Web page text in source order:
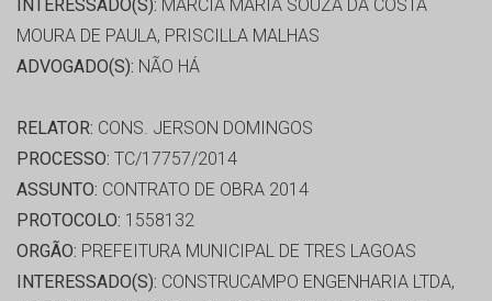
INTERESSADO(S): MÁRCIA MARIA SOUZA DA COSTA
MOURA DE PAULA, PRISCILLA MALHAS
ADVOGADO(S): NÃO HÁ
RELATOR: CONS. JERSON DOMINGOS
PROCESSO: TC/17757/2014
ASSUNTO: CONTRATO DE OBRA 2014
PROTOCOLO: 1558132
ORGÃO: PREFEITURA MUNICIPAL DE TRES LAGOAS
INTERESSADO(S): CONSTRUCAMPO ENGENHARIA LTDA,